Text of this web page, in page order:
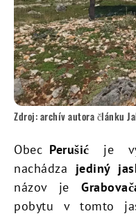
Zdroj: archív autora článku
Obec Perušić je
nachádza jediný
názov je
pobytu v tomto